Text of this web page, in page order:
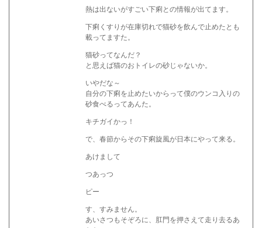
熱は出ないがすごい下痢との情報が出てます。
下痢くすりが在庫切れで猫砂を飲んで止めたとも
載ってますた。
猫砂ってなんだ？
と思えば猫のおトイレの砂じゃないか。
いやだな～
自分の下痢を止めたいからって僕のウンコ入りの
砂食べるってあんた。
キチガイかっ！
で、春節からその下痢旋風が日本にやって来る。
あけまして
つあっつ
ピー
す、すみません。
あいさつもそぞろに、肛門を押さえて走り去るあ